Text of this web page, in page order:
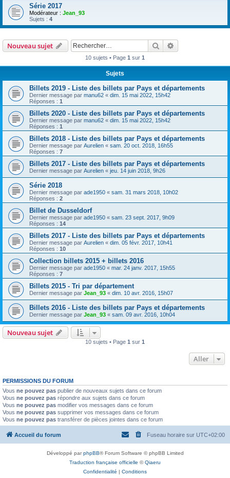
Série 2017
Modérateur : Jean_93
Sujets : 4
Nouveau sujet Rechercher
10 sujets • Page 1 sur 1
Sujets
Billets 2019 - Liste des billets par Pays et départements
Dernier message par manu62 « dim. 15 mai 2022, 15h42
Réponses : 1
Billets 2020 - Liste des billets par Pays et départements
Dernier message par manu62 « dim. 15 mai 2022, 15h42
Réponses : 1
Billets 2018 - Liste des billets par Pays et départements
Dernier message par Aurelien « sam. 20 oct. 2018, 16h55
Réponses : 7
Billets 2017 - Liste des billets par Pays et départements
Dernier message par Aurelien « jeu. 14 juin 2018, 9h26
Série 2018
Dernier message par ade1950 « sam. 31 mars 2018, 10h02
Réponses : 2
Billet de Dusseldorf
Dernier message par ade1950 « sam. 23 sept. 2017, 9h09
Réponses : 14
Billets 2017 - Liste des billets par Pays et départements
Dernier message par Aurelien « dim. 05 févr. 2017, 10h41
Réponses : 10
Collection billets 2015 + billets 2016
Dernier message par ade1950 « mar. 24 janv. 2017, 15h55
Réponses : 7
Billets 2015 - Tri par département
Dernier message par Jean_93 « dim. 10 avr. 2016, 15h07
Billets 2016 - Liste des billets par Pays et départements
Dernier message par Jean_93 « sam. 09 avr. 2016, 10h04
Nouveau sujet
10 sujets • Page 1 sur 1
Aller
PERMISSIONS DU FORUM
Vous ne pouvez pas publier de nouveaux sujets dans ce forum
Vous ne pouvez pas répondre aux sujets dans ce forum
Vous ne pouvez pas modifier vos messages dans ce forum
Vous ne pouvez pas supprimer vos messages dans ce forum
Vous ne pouvez pas transférer de pièces jointes dans ce forum
Accueil du forum Fuseau horaire sur UTC+02:00
Développé parphpBB® Forum Software © phpBB Limited
Traduction française officielle ©Qiaeru
Confidentialité | Conditions